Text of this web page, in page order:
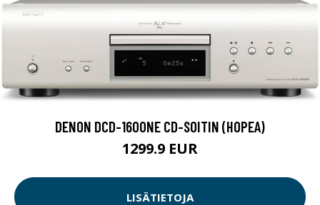
DENON DCD-1600NE CD-SOITIN (HOPEA)
1299.9 EUR
LISÄTIETOJA